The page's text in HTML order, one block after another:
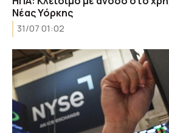
Νέας Υόρκης
31/07 01:02